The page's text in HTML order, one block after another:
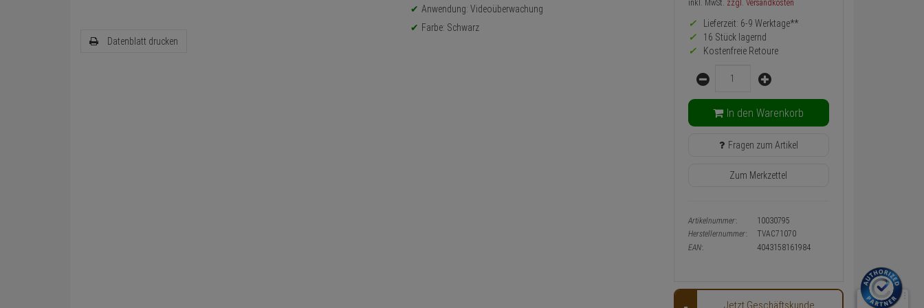
Datenblatt drucken
Anwendung: Videoüberwachung
Farbe: Schwarz
Preis,
und
Warenkorb-
oder
Button
inkl. MwSt. zzgl. Versandkosten
Lieferzeit: 6-9 Werktage**
16 Stück lagernd
Kostenfreie Retoure
Menge
In den Warenkorb
Fragen zum Artikel
Zum Merkzettel
Artikelnummer:
10030795
Herstellernummer:
TVAC71070
EAN:
4043158161984
Jetzt Geschäftskunde